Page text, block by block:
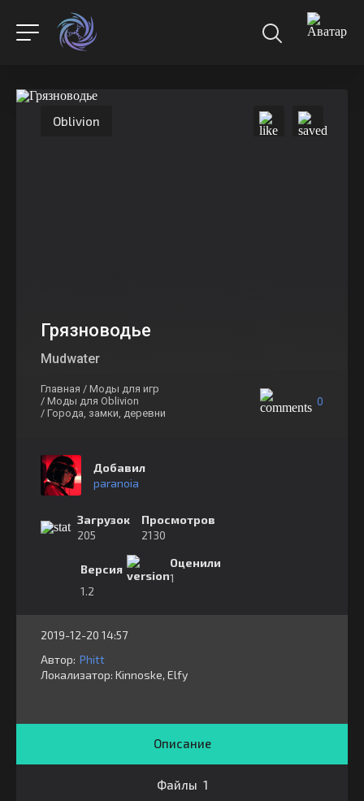
Oblivion
Грязноводье
Mudwater
Главная / Моды для игр
/ Моды для Oblivion
/ Города, замки, деревни
0
Добавил
paranoia
Загрузок
205
Просмотров
2130
Версия
1.2
Оценили
1
2019-12-20 14:57
Автор: Phitt
Локализатор: ⁣⁣⁣Kinnoske, Elfy
Описание
Файлы 1